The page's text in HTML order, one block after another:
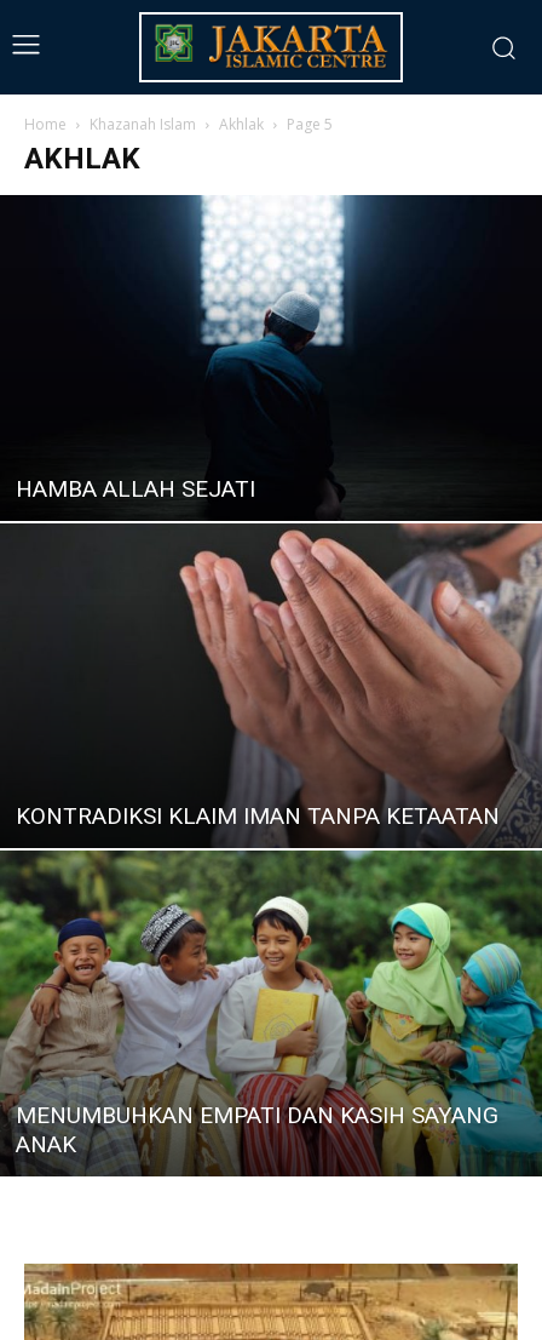
Home Khazanah Islam Akhlak Page 5
AKHLAK
HAMBA ALLAH SEJATI
KONTRADIKSI KLAIM IMAN TANPA KETAATAN
MENUMBUHKAN EMPATI DAN KASIH SAYANG
ANAK